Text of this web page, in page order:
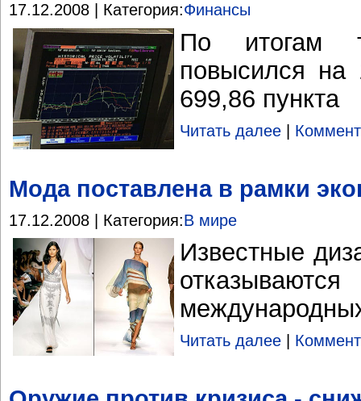
17.12.2008 | Категория:Финансы
По итогам
повысился на
699,86 пункта
Читать далее
Мода поставлена в рамки
17.12.2008 | Категория:В мире
Известные
Читать далее